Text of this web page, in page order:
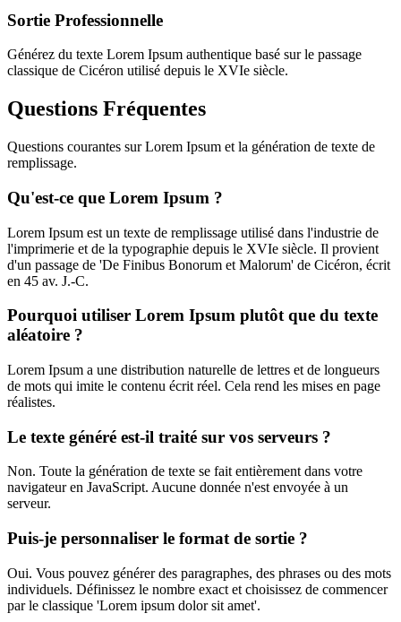
Sortie Professionnelle
Générez du texte Lorem Ipsum authentique basé sur le passage
classique de Cicéron utilisé depuis le XVIe siècle.
Questions Fréquentes
Questions courantes sur Lorem Ipsum et la génération de texte de
remplissage.
Qu'est-ce que Lorem Ipsum ?
Lorem Ipsum est un texte de remplissage utilisé dans l'industrie de
l'imprimerie et de la typographie depuis le XVIe siècle. Il provient
d'un passage de 'De Finibus Bonorum et Malorum' de Cicéron, écrit
en 45 av. J.-C.
Pourquoi utiliser Lorem Ipsum plutôt que du texte
aléatoire ?
Lorem Ipsum a une distribution naturelle de lettres et de longueurs
de mots qui imite le contenu écrit réel. Cela rend les mises en page
réalistes.
Le texte généré est-il traité sur vos serveurs ?
Non. Toute la génération de texte se fait entièrement dans votre
navigateur en JavaScript. Aucune donnée n'est envoyée à un
serveur.
Puis-je personnaliser le format de sortie ?
Oui. Vous pouvez générer des paragraphes, des phrases ou des mots
individuels. Définissez le nombre exact et choisissez de commencer
par le classique 'Lorem ipsum dolor sit amet'.